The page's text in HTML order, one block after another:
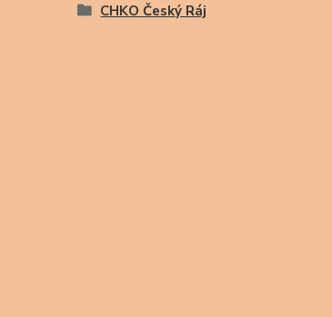
CHKO Český Ráj